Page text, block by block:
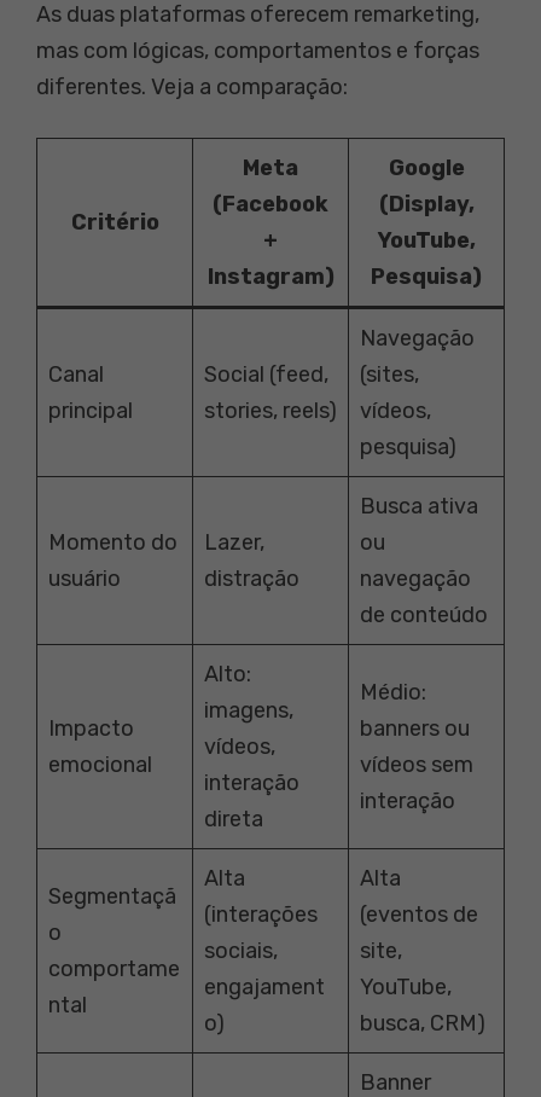
As duas plataformas oferecem remarketing,
mas com lógicas, comportamentos e forças
diferentes. Veja a comparação:
Critério
Meta
(Facebook
+
Instagram)
Google
(Display,
YouTube,
Pesquisa)
Canal
principal
Social (feed,
stories, reels)
Navegação
(sites,
vídeos,
pesquisa)
Momento do
usuário
Lazer,
distração
Busca ativa
ou
navegação
de conteúdo
Impacto
emocional
Alto:
imagens,
vídeos,
interação
direta
Médio:
banners ou
vídeos sem
interação
Segmentaçã
o
comportame
ntal
Alta
(interações
sociais,
engajament
o)
Alta
(eventos de
site,
YouTube,
busca, CRM)
Banner